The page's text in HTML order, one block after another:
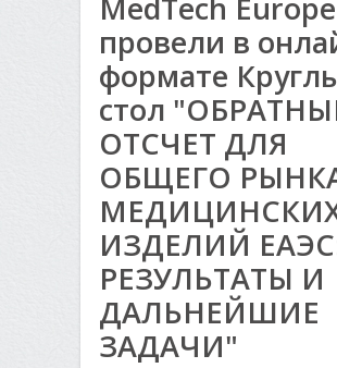
MedTech Europe
провели в
формате
стол
ОТСЧЕТ ДЛЯ
ОБЩЕГО
ИЗДЕЛИЙ
РЕЗУЛЬТАТЫ И
ДАЛЬНЕЙШИЕ
ЗАДАЧИ"